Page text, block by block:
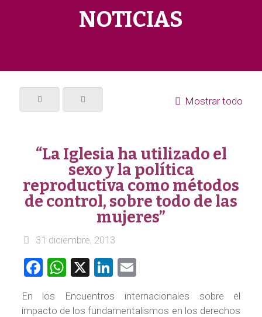
NOTICIAS
Mostrar todo
“La Iglesia ha utilizado el
sexo y la política
reproductiva como métodos
de control, sobre todo de las
mujeres”
31 diciembre, 2013
Facebook
WhatsApp
X LinkedIn
Email
En los Encuentros internacionales sobre el
impacto de los fundamentalismos en los derechos